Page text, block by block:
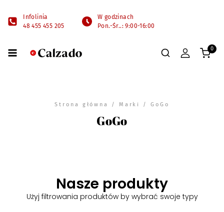
Infolinia
48 455 455 205
W godzinach
Pon.-Śr..: 9:00-16:00
0
Strona główna / Marki / GoGo
GoGo
Nasze produkty
Użyj filtrowania produktów by wybrać swoje typy